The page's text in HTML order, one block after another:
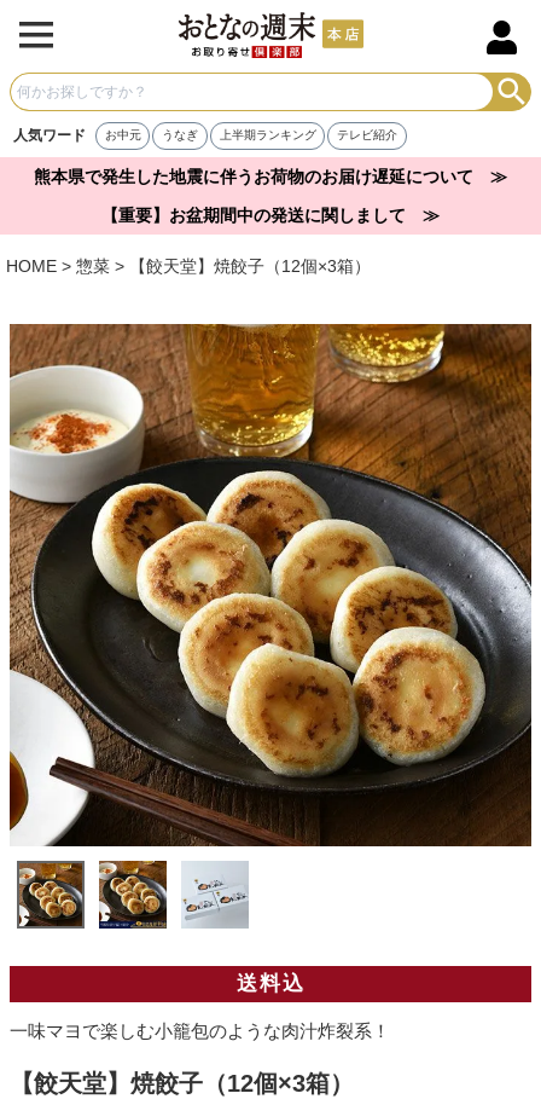
人気ワード お中元 うなぎ 上半期ランキング テレビ紹介
熊本県で発生した地震に伴うお荷物のお届け遅延について ≫
【重要】お盆期間中の発送に関しまして ≫
HOME 惣菜 【餃天堂】焼餃子（12個×3箱）
送料込
一味マヨで楽しむ小籠包のような肉汁炸裂系！
【餃天堂】焼餃子（12個×3箱）